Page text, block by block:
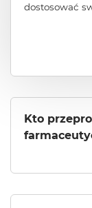
dostosować
Kto